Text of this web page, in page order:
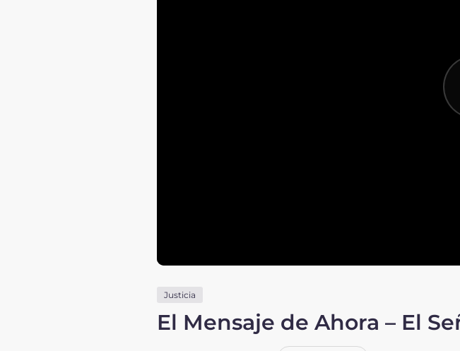
Justicia
El Mensaje de Ahora – El